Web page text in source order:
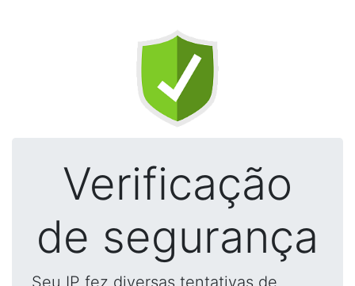
Verificação
de segurança
Seu IP fez diversas tentativas de